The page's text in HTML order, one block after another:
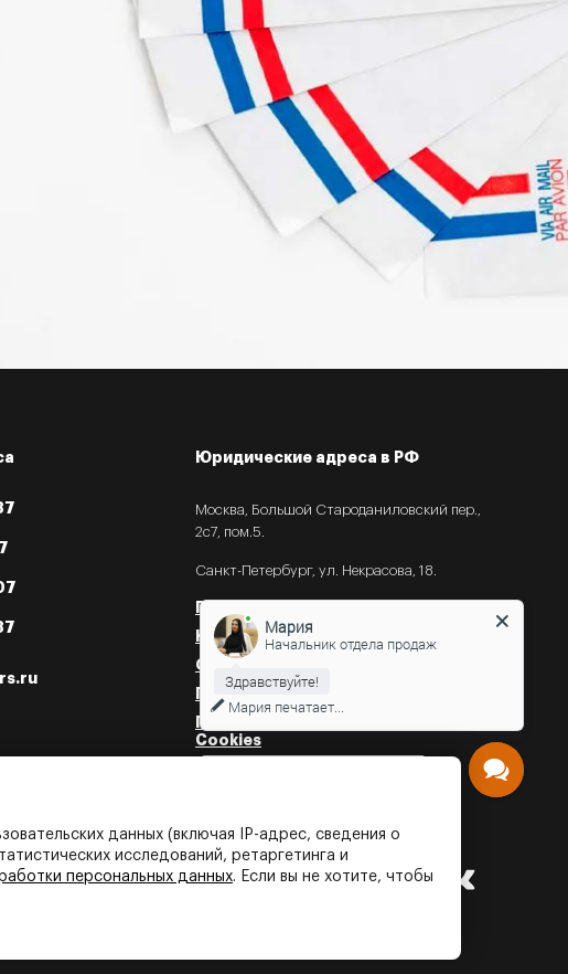
Юридические адреса в РФ
Москва, Большой Староданиловский пер.,
2с7, пом.5.
Санкт-Петербург, ул. Некрасова, 18.
Публичная оферта
Контакты
Офис в Санкт-Петербурге
Политика конфиденциальности
Политика об использовании
Cookies
данных (включая IP-адрес, сведения о
исследований, ретаргетинга и
персональных данных. Если вы не хотите, чтобы
Мария
Начальник отдела продаж
Мария печатает...